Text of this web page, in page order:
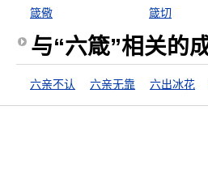
箴儆
箴切
与“六箴”相关的
六亲不认 六亲无靠 六出冰花